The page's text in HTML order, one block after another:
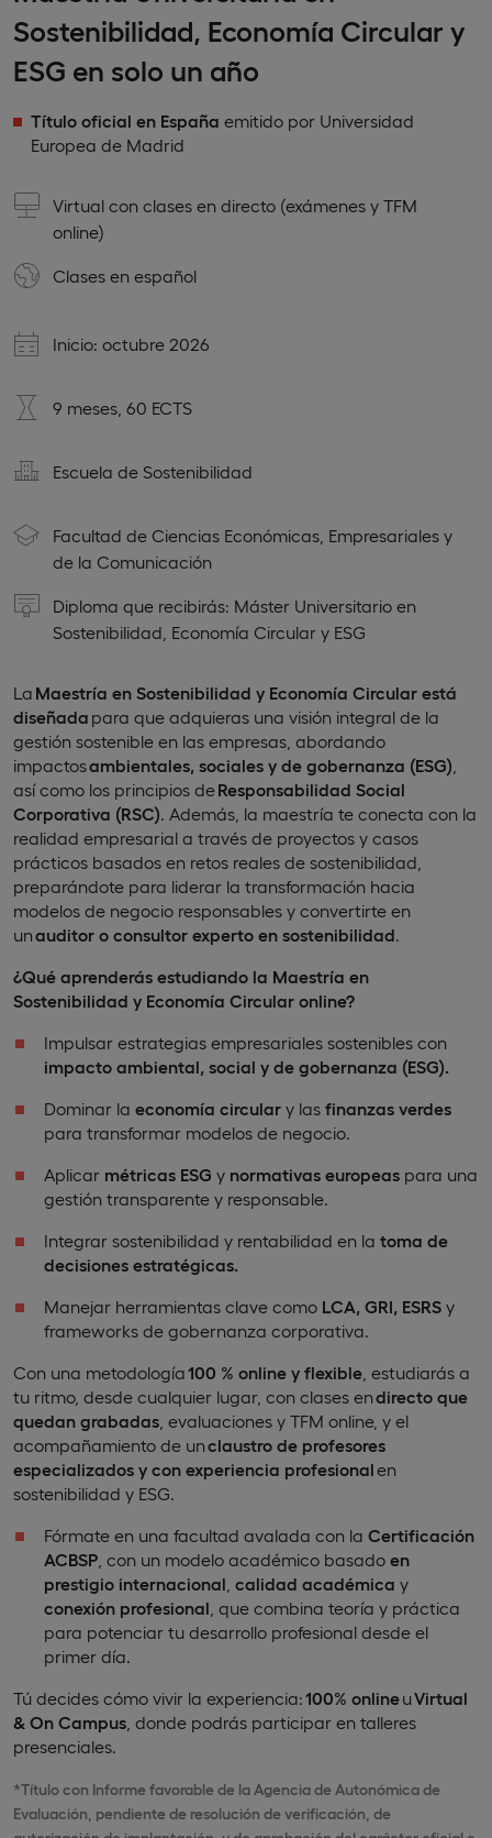
Sostenibilidad, Economía Circular y
ESG en solo un año
Título oficial en España emitido por Universidad
Europea de Madrid
Virtual con clases en directo (exámenes y TFM
online)
Clases en español
Inicio: octubre 2026
9 meses, 60 ECTS
Escuela de Sostenibilidad
Facultad de Ciencias Económicas, Empresariales y
de la Comunicación
Diploma que recibirás: Máster Universitario en
Sostenibilidad, Economía Circular y ESG
La Maestría en Sostenibilidad y Economía Circular está
diseñada para que adquieras una visión integral de la
gestión sostenible en las empresas, abordando
impactosambientales, sociales y de gobernanza (ESG)
así como los principios deResponsabilidad Social
Corporativa (RSC). Además, la maestría te conecta con la
realidad empresarial a través de proyectos y casos
prácticos basados en retos reales de sostenibilidad,
preparándote para liderar la transformación hacia
modelos de negocio responsables y convertirte en
unauditor o consultor experto en sostenibilidad.
¿Qué aprenderás estudiando la Maestría en
Sostenibilidad y Economía Circular online?
Impulsar estrategias empresariales sostenibles con
impacto ambiental, social y de gobernanza (ESG).
Dominar la economía circular y las finanzas verdes
para transformar modelos de negocio.
Aplicar métricas ESG y normativas europeas para una
gestión transparente y responsable.
Integrar sostenibilidad y rentabilidad en la toma de
decisiones estratégicas.
Manejar herramientas clave como LCA, GRI, ESRS y
frameworks de gobernanza corporativa.
Con una metodología100 % online y flexible , estudiarás a
tu ritmo, desde cualquier lugar, con clases endirecto que
quedan grabadas , evaluaciones y TFM online, y el
acompañamiento de unclaustro de profesores
especializados y con experiencia profesionalen
sostenibilidad y ESG.
Fórmate en una facultad avalada con la Certificación
ACBSP , con un modelo académico basado en
prestigio internacional calidad académica y
conexión profesional , que combina teoría y práctica
para potenciar tu desarrollo profesional desde el
primer día.
Tú decides cómo vivir la experiencia:100% onlineuVirtual
& On Campus , donde podrás participar en talleres
presenciales.
*Título con Informe favorable de la Agencia de Autonómica de
Evaluación, pendiente de resolución de verificación, de